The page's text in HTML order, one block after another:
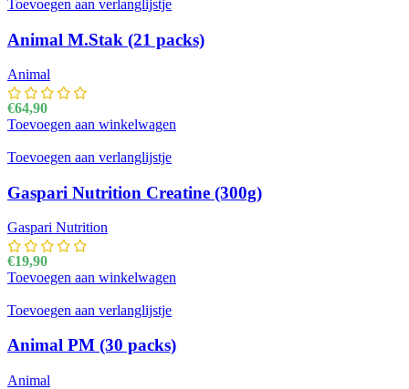
Toevoegen aan verlanglijstje
Animal M.Stak (21 packs)
Animal
€64,90
Toevoegen aan winkelwagen
Toevoegen aan verlanglijstje
Gaspari Nutrition Creatine (300g)
Gaspari Nutrition
€19,90
Toevoegen aan winkelwagen
Toevoegen aan verlanglijstje
Animal PM (30 packs)
Animal